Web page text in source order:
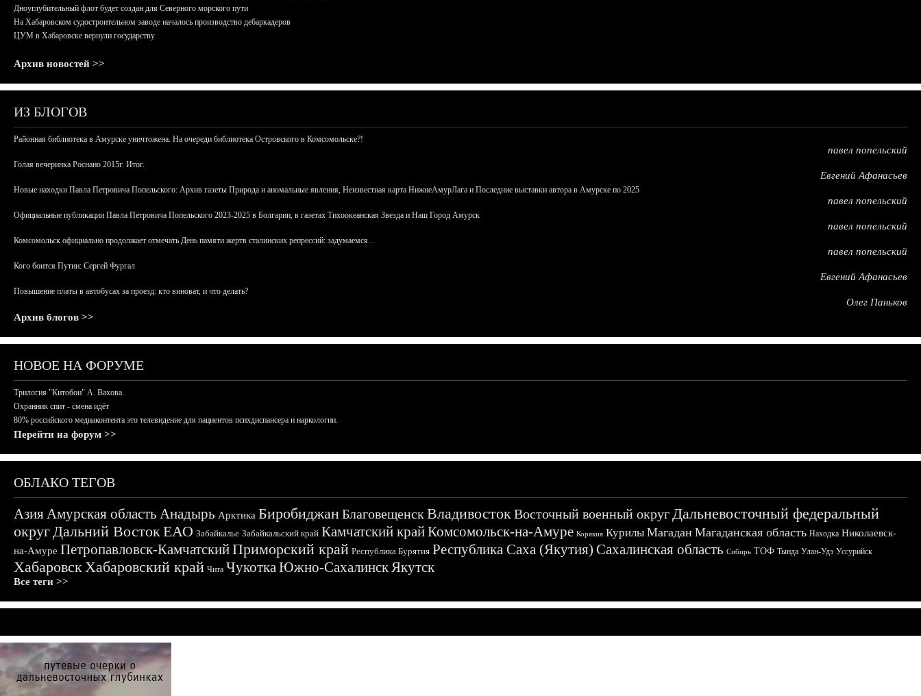
Дноуглубительный флот будет создан для Северного морского пути
На Хабаровском судостроительном заводе началось производство дебаркадеров
ЦУМ в Хабаровске вернули государству
Архив новостей >>
ИЗ БЛОГОВ
Районная библиотека в Амурске уничтожена. На очереди библиотека Островского в Комсомольске?!
павел попельский
Голая вечеринка Роснано 2015г. Итог.
Евгений Афанасьев
Новые находки Павла Петровича Попельского: Архив газеты Природа и аномальные явления, Неизвестная карта НижнеАмурЛага и Последние выставки автора в Амурске по 2025
павел попельский
Официальные публикации Павла Петровича Попельского 2023-2025 в Болгарии, в газетах Тихоокеанская Звезда и Наш Город Амурск
павел попельский
Комсомольск официально продолжает отмечать День памяти жертв сталинских репрессий: задумаемся...
павел попельский
Кого боится Путин: Сергей Фургал
Евгений Афанасьев
Повышение платы в автобусах за проезд: кто виноват, и что делать?
Олег Паньков
Архив блогов >>
НОВОЕ НА ФОРУМЕ
Трилогия "Китобои" А. Вахова.
Охранник спит - смена идёт
80% российского медиаконтента это телевидение для пациентов психдиспансера и наркологии.
Перейти на форум >>
ОБЛАКО ТЕГОВ
АзияАмурская область Анадырь Арктика БиробиджанБлаговещенскВладивостокВосточный военный округДальневосточный федеральный
округДальний ВостокЕАО Забайкалье Забайкальский край Камчатский крайКомсомольск-на-Амуре Корякия Курилы Магадан Магаданская область Находка Николаевск-
на-Амуре Петропавловск-КамчатскийПриморский край Республика Бурятия Республика Саха (Якутия) Сахалинская область Сибирь ТОФ Тында Улан-Удэ Уссурийск
ХабаровскХабаровский край Чита ЧукоткаЮжно-СахалинскЯкутск
Все теги >>